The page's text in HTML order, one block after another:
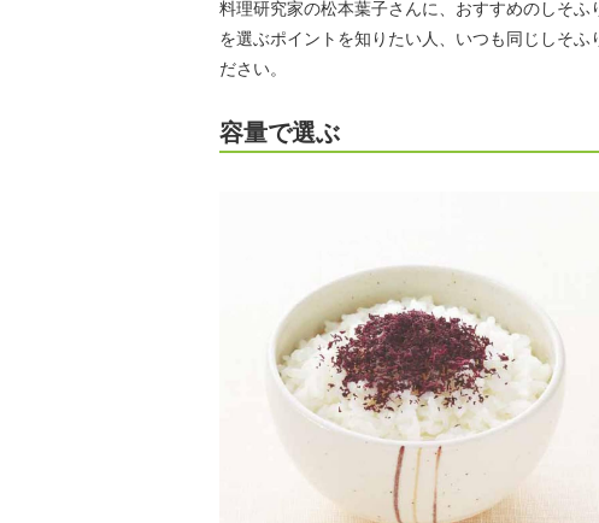
料理研究家の松本葉子さんに、おすすめのしそ
を選ぶポイントを知りたい人、いつも同じしそ
ださい。
容量で選ぶ